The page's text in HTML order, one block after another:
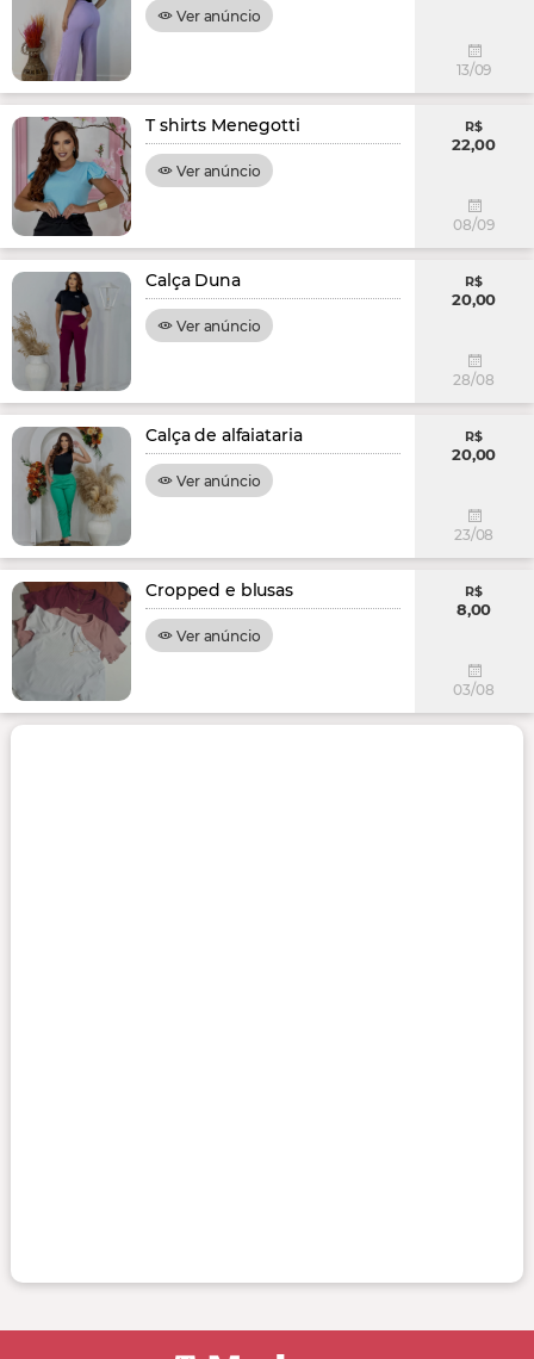
Ver anúncio
13/09
T shirts Menegotti
Ver anúncio
R$
22,00
08/09
Calça Duna
Ver anúncio
R$
20,00
28/08
Calça de alfaiataria
Ver anúncio
R$
20,00
23/08
Cropped e blusas
Ver anúncio
R$
8,00
03/08